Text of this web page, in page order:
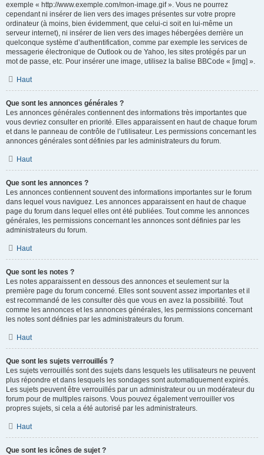
exemple « http://www.exemple.com/mon-image.gif ». Vous ne pourrez
cependant ni insérer de lien vers des images présentes sur votre propre
ordinateur (à moins, bien évidemment, que celui-ci soit en lui-même un
serveur internet), ni insérer de lien vers des images hébergées derrière un
quelconque système d’authentification, comme par exemple les services de
messagerie électronique de Outlook ou de Yahoo, les sites protégés par un
mot de passe, etc. Pour insérer une image, utilisez la balise BBCode « [img] ».
Haut
Que sont les annonces générales ?
Les annonces générales contiennent des informations très importantes que
vous devriez consulter en priorité. Elles apparaissent en haut de chaque forum
et dans le panneau de contrôle de l’utilisateur. Les permissions concernant les
annonces générales sont définies par les administrateurs du forum.
Haut
Que sont les annonces ?
Les annonces contiennent souvent des informations importantes sur le forum
dans lequel vous naviguez. Les annonces apparaissent en haut de chaque
page du forum dans lequel elles ont été publiées. Tout comme les annonces
générales, les permissions concernant les annonces sont définies par les
administrateurs du forum.
Haut
Que sont les notes ?
Les notes apparaissent en dessous des annonces et seulement sur la
première page du forum concerné. Elles sont souvent assez importantes et il
est recommandé de les consulter dès que vous en avez la possibilité. Tout
comme les annonces et les annonces générales, les permissions concernant
les notes sont définies par les administrateurs du forum.
Haut
Que sont les sujets verrouillés ?
Les sujets verrouillés sont des sujets dans lesquels les utilisateurs ne peuvent
plus répondre et dans lesquels les sondages sont automatiquement expirés.
Les sujets peuvent être verrouillés par un administrateur ou un modérateur du
forum pour de multiples raisons. Vous pouvez également verrouiller vos
propres sujets, si cela a été autorisé par les administrateurs.
Haut
Que sont les icônes de sujet ?